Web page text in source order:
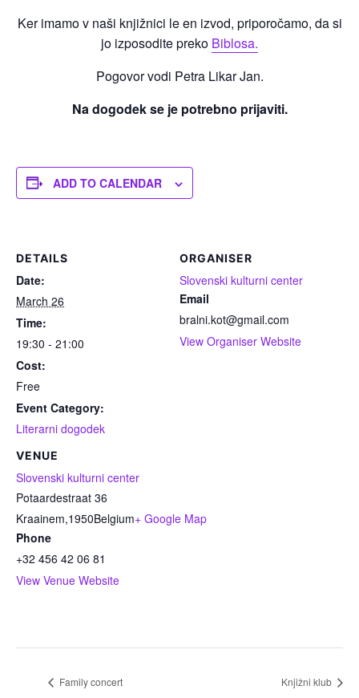
Ker imamo v naši knjižnici le en izvod, priporočamo, da si
jo izposodite preko Biblosa.
Pogovor vodi Petra Likar Jan.
Na dogodek se je potrebno prijaviti.
ADD TO CALENDAR
DETAILS
Date:
March 26
Time:
19:30 - 21:00
Cost:
Free
Event Category:
Literarni dogodek
VENUE
Slovenski kulturni center
Potaardestraat 36
Kraainem,1950Belgium+ Google Map
Phone
+32 456 42 06 81
View Venue Website
ORGANISER
Slovenski kulturni center
Email
bralni.kot@gmail.com
View Organiser Website
Family concert Knjižni klub